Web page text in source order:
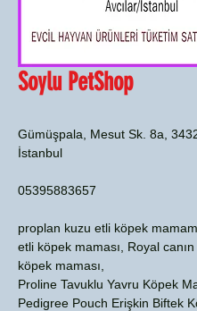
Soylu PetShop
Gümüşpala, Mesut Sk. 8a,
İstanbul
05395883657
proplan kuzu etli köpek
etli köpek maması, Royal
köpek maması,
Proline Tavuklu Yavru Köpek
Pedigree Pouch Erişkin Biftek